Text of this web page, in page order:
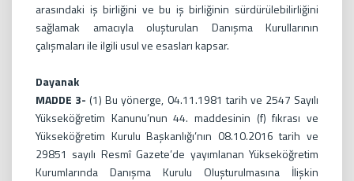
arasındaki iş birliğini ve bu iş birliğinin sürdürülebilirliğini
sağlamak amacıyla oluşturulan Danışma Kurullarının
çalışmaları ile ilgili usul ve esasları kapsar.
Dayanak
MADDE 3- (1) Bu yönerge, 04.11.1981 tarih ve 2547 Sayılı
Yükseköğretim Kanunu’nun 44. maddesinin (f) fıkrası ve
Yükseköğretim Kurulu Başkanlığı’nın 08.10.2016 tarih ve
29851 sayılı Resmî Gazete’de yayımlanan Yükseköğretim
Kurumlarında Danışma Kurulu Oluşturulmasına İlişkin